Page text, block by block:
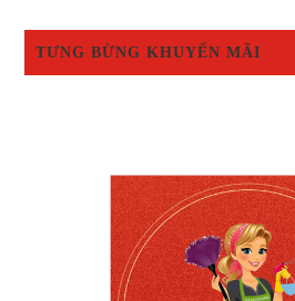
TƯNG BỪNG KHUYẾN MÃI